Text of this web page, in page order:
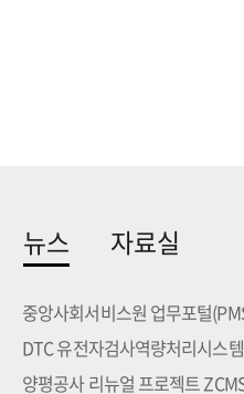
뉴스
양평공사 리뉴얼 프로젝트
자료실